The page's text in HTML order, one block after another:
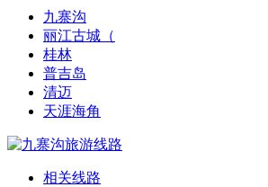
九寨沟
丽江古城（
桂林
普吉岛
清迈
天涯海角
相关线路